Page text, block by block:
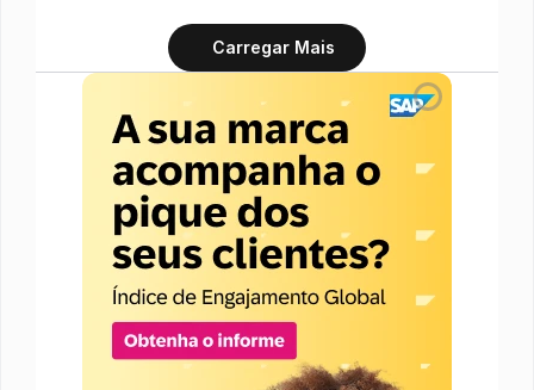
Carregar Mais